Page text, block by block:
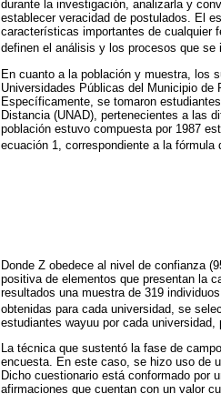
durante la investigación, analizarla y
establecer veracidad de postulados. El
características importantes de cualquier
definen el análisis y los procesos que se
En cuanto a la población y muestra, los
Universidades Públicas del Municipio de
Específicamente, se tomaron
Distancia (UNAD), pertenecientes a las
población estuvo compuesta por 1987
ecuación 1, correspondiente a la fórmula
Donde Z obedece al nivel de confianza
positiva de elementos que presentan la
resultados una muestra de 319
obtenidas para cada universidad, se
estudiantes wayuu por cada
La técnica que sustentó la fase de
encuesta. En este caso, se hizo uso de
Dicho cuestionario está conformado por
afirmaciones que cuentan con un valor